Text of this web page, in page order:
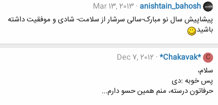
anishtain_bahosh
Mar 13, 2013
پیشاپیش سال نو مبارک-سالی سرشار از سلامت- شادی و موفقیت داشته
باشید
C
*Chakavak*
Dec 7, 2012
سلام،
پس خوبه :دی
حرفاتون درسته، منم همین حسو دارم...